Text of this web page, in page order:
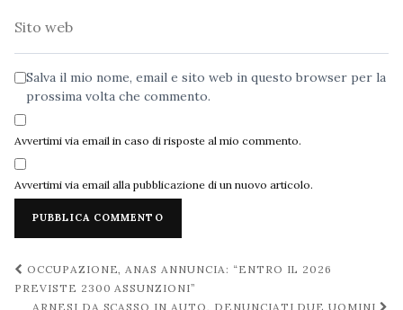
Salva il mio nome, email e sito web in questo browser per la
prossima volta che commento.
Avvertimi via email in caso di risposte al mio commento.
Avvertimi via email alla pubblicazione di un nuovo articolo.
Navigazione
post
OCCUPAZIONE, ANAS ANNUNCIA: “ENTRO IL 2026
PREVISTE 2300 ASSUNZIONI”
ARNESI DA SCASSO IN AUTO, DENUNCIATI DUE UOMINI